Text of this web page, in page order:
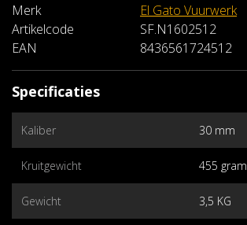
Merk
El Gato Vuurwerk
Artikelcode
SF.N1602512
EAN
8436561724512
Specificaties
Kaliber 30 mm
Kruitgewicht 455 gram
Gewicht 3,5 KG